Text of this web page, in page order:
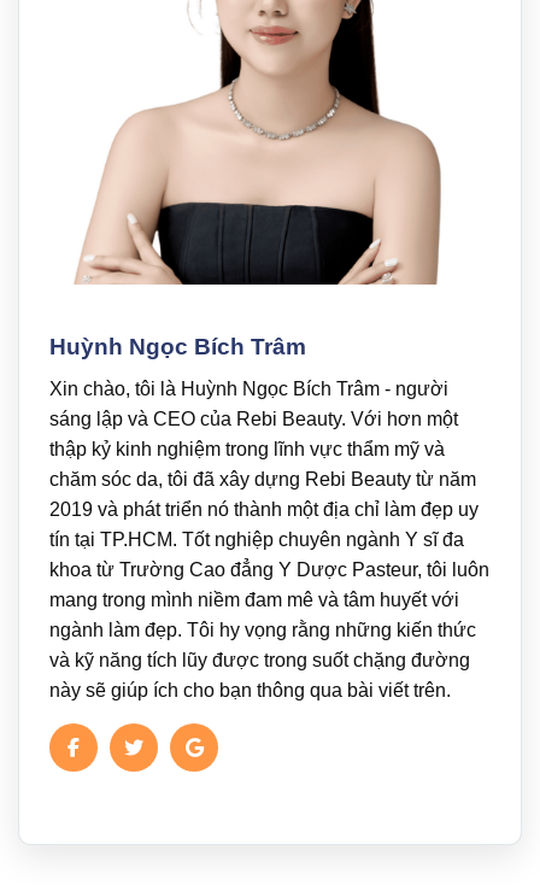
Huỳnh Ngọc Bích Trâm
Xin chào, tôi là Huỳnh Ngọc Bích Trâm - người
sáng lập và CEO của Rebi Beauty. Với hơn một
thập kỷ kinh nghiệm trong lĩnh vực thẩm mỹ và
chăm sóc da, tôi đã xây dựng Rebi Beauty từ năm
2019 và phát triển nó thành một địa chỉ làm đẹp uy
tín tại TP.HCM. Tốt nghiệp chuyên ngành Y sĩ đa
khoa từ Trường Cao đẳng Y Dược Pasteur, tôi luôn
mang trong mình niềm đam mê và tâm huyết với
ngành làm đẹp. Tôi hy vọng rằng những kiến thức
và kỹ năng tích lũy được trong suốt chặng đường
này sẽ giúp ích cho bạn thông qua bài viết trên.